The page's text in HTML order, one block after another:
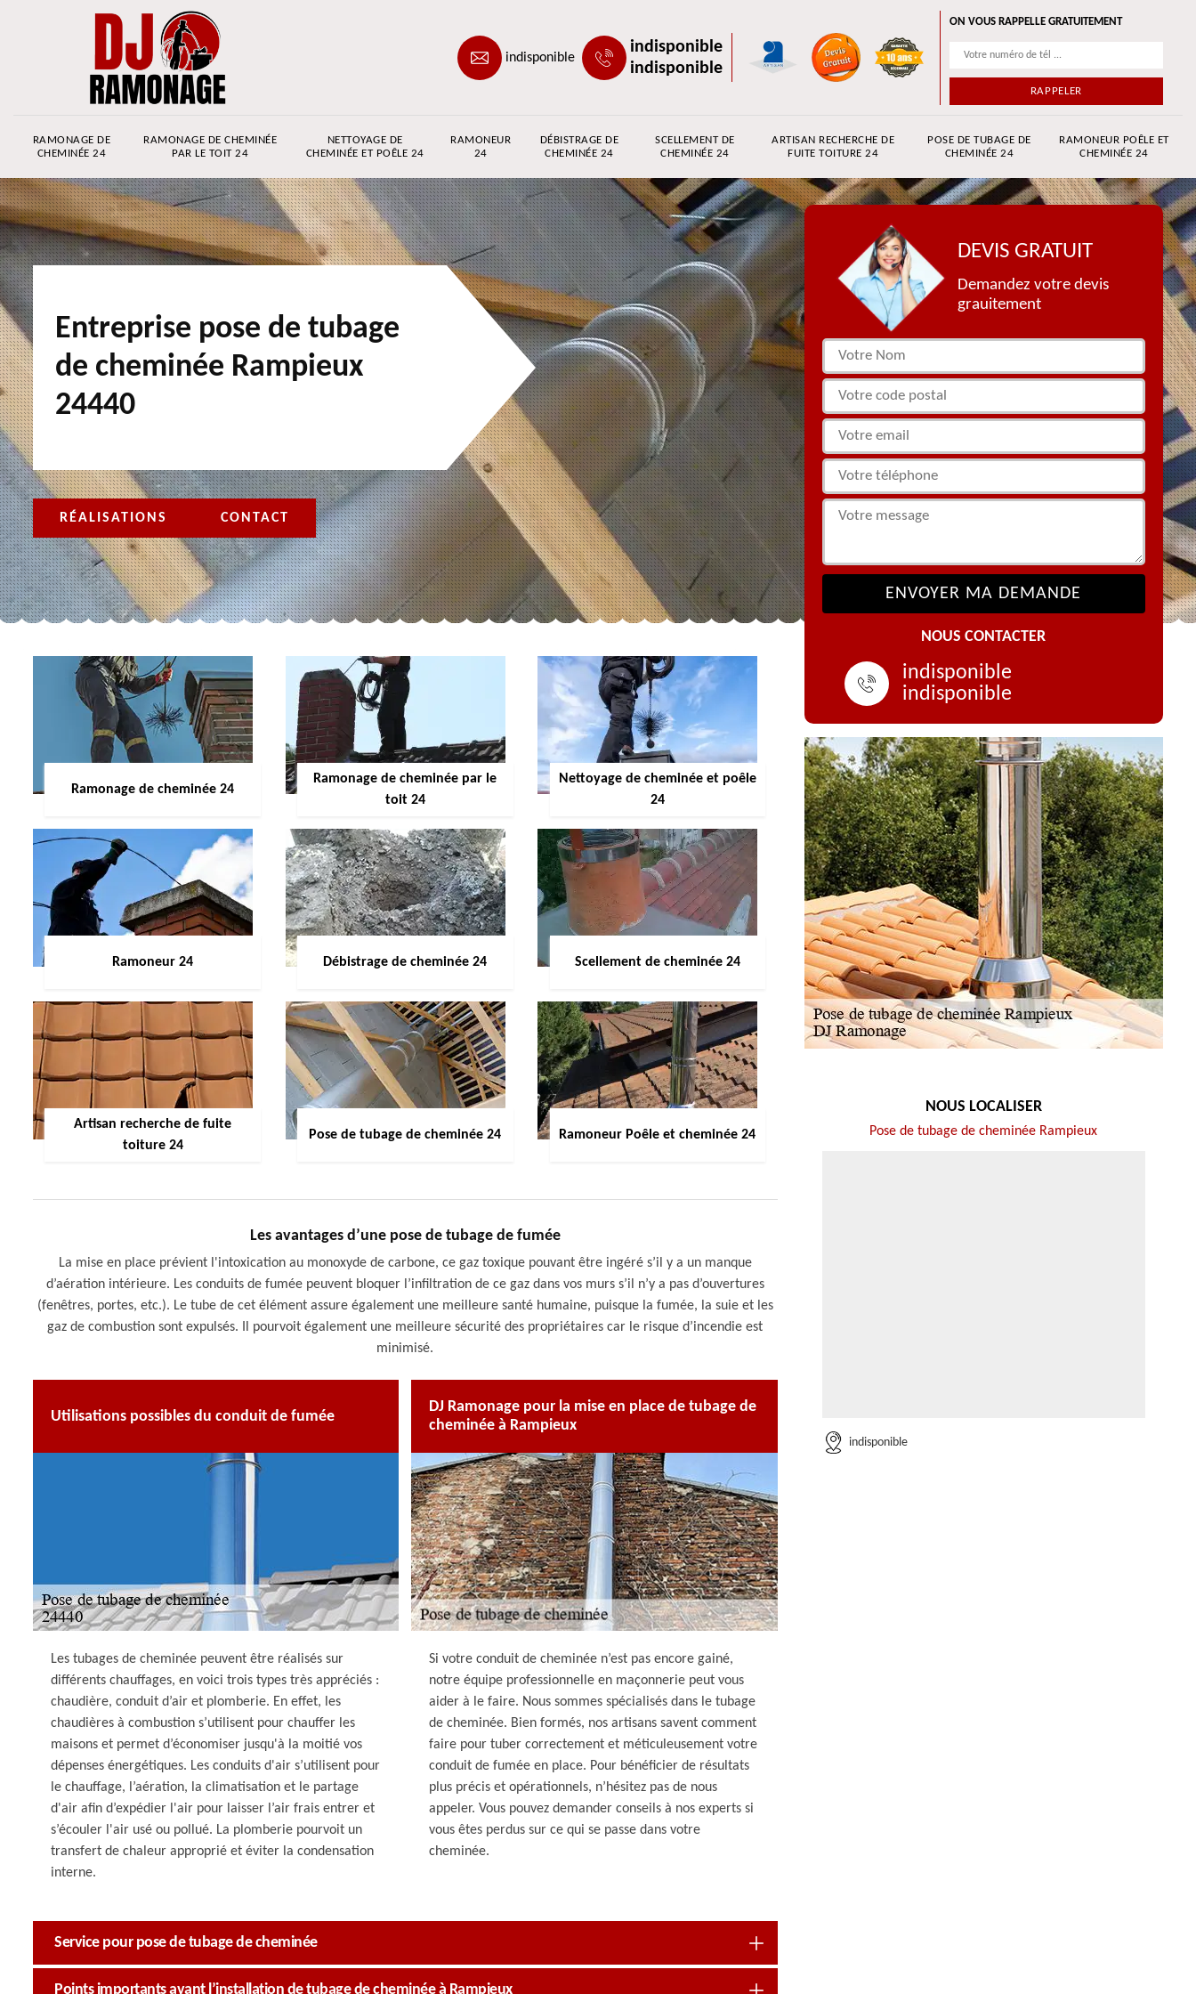
indisponible
indisponible
indisponible
ON VOUS RAPPELLE GRATUITEMENT
RAMONAGE DE
CHEMINÉE 24
RAMONAGE DE CHEMINÉE
PAR LE TOIT 24
NETTOYAGE DE
CHEMINÉE ET POÊLE 24
RAMONEUR
24
DÉBISTRAGE DE
CHEMINÉE 24
SCELLEMENT DE
CHEMINÉE 24
ARTISAN RECHERCHE DE
FUITE TOITURE 24
POSE DE TUBAGE DE
CHEMINÉE 24
RAMONEUR POÊLE ET
CHEMINÉE 24
Entreprise pose de tubage
de cheminée Rampieux
24440
RÉALISATIONS CONTACT
Ramonage de cheminée 24
Ramonage de cheminée par le
toit 24
Nettoyage de cheminée et poêle
24
Ramoneur 24 Débistrage de cheminée 24 Scellement de cheminée 24
Artisan recherche de fuite
toiture 24
Pose de tubage de cheminée 24 Ramoneur Poêle et cheminée 24
Les avantages d’une pose de tubage de fumée
La mise en place prévient l'intoxication au monoxyde de carbone, ce gaz toxique pouvant être ingéré s’il y a un manque
d’aération intérieure. Les conduits de fumée peuvent bloquer l’infiltration de ce gaz dans vos murs s’il n’y a pas d’ouvertures
(fenêtres, portes, etc.). Le tube de cet élément assure également une meilleure santé humaine, puisque la fumée, la suie et les
gaz de combustion sont expulsés. Il pourvoit également une meilleure sécurité des propriétaires car le risque d’incendie est
minimisé.
Utilisations possibles du conduit de fumée
Les tubages de cheminée peuvent être réalisés sur
différents chauffages, en voici trois types très appréciés :
chaudière, conduit d’air et plomberie. En effet, les
chaudières à combustion s’utilisent pour chauffer les
maisons et permet d’économiser jusqu'à la moitié vos
dépenses énergétiques. Les conduits d'air s’utilisent pour
le chauffage, l’aération, la climatisation et le partage
d'air afin d’expédier l'air pour laisser l’air frais entrer et
s’écouler l'air usé ou pollué. La plomberie pourvoit un
transfert de chaleur approprié et éviter la condensation
interne.
DJ Ramonage pour la mise en place de tubage de
cheminée à Rampieux
Si votre conduit de cheminée n’est pas encore gainé,
notre équipe professionnelle en maçonnerie peut vous
aider à le faire. Nous sommes spécialisés dans le tubage
de cheminée. Bien formés, nos artisans savent comment
faire pour tuber correctement et méticuleusement votre
conduit de fumée en place. Pour bénéficier de résultats
plus précis et opérationnels, n’hésitez pas de nous
appeler. Vous pouvez demander conseils à nos experts si
vous êtes perdus sur ce qui se passe dans votre
cheminée.
Service pour pose de tubage de cheminée
Points importants avant l’installation de tubage de cheminée à Rampieux
DEVIS GRATUIT
Demandez votre devis
grauitement
NOUS CONTACTER
indisponible
indisponible
NOUS LOCALISER
Pose de tubage de cheminée Rampieux
indisponible